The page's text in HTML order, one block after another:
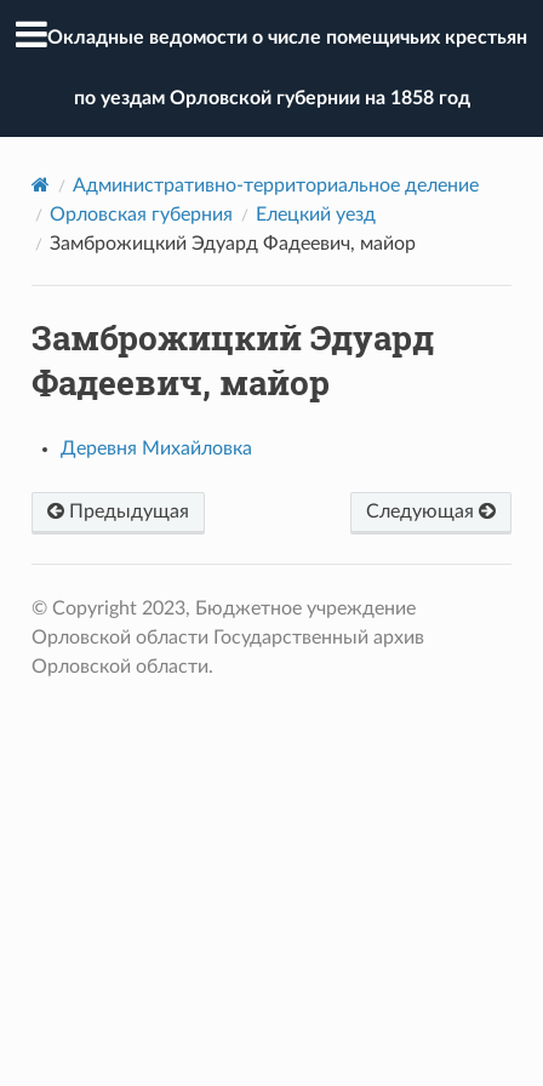
Окладные ведомости о числе помещичьих крестьян
по уездам Орловской губернии на 1858 год
Административно-территориальное деление
Орловская губерния
Елецкий уезд
Замброжицкий Эдуард Фадеевич, майор
Замброжицкий Эдуард
Фадеевич, майор
Деревня Михайловка
Предыдущая Следующая
© Copyright 2023, Бюджетное учреждение
Орловской области Государственный архив
Орловской области.